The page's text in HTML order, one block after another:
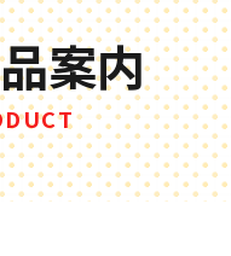
案内